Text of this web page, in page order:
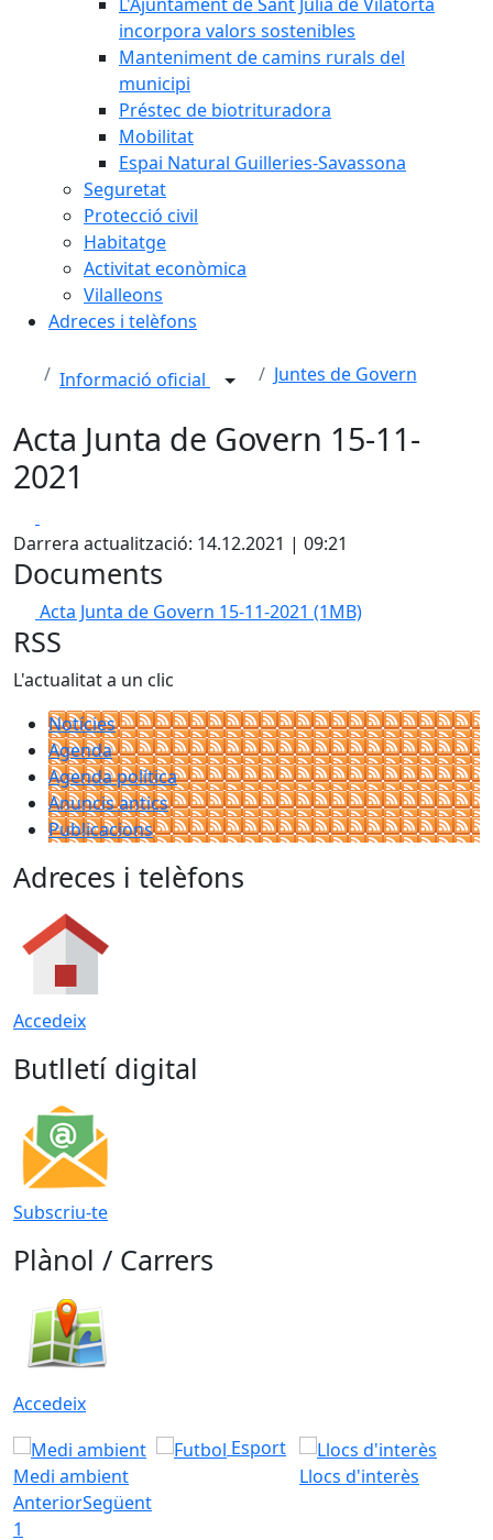
incorpora valors sostenibles
Manteniment de camins rurals del
municipi
Préstec de biotrituradora
Mobilitat
Espai Natural Guilleries-Savassona
Seguretat
Protecció civil
Habitatge
Activitat econòmica
Vilalleons
Adreces i telèfons
Informació oficial Juntes de Govern
Acta Junta de Govern 15-11-
2021
Darrera actualització: 14.12.2021 | 09:21
Documents
Acta Junta de Govern 15-11-2021 (1MB)
RSS
L'actualitat a un clic
Notícies
Agenda
Agenda política
Anuncis antics
Publicacions
Adreces i telèfons
Accedeix
Butlletí digital
Subscriu-te
Plànol / Carrers
Accedeix
Medi ambient
Esport
Llocs d'interès
AnteriorSegüent
1